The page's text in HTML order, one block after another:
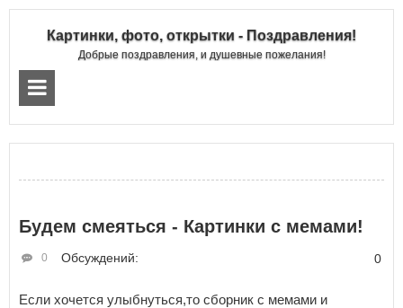
Картинки, фото, открытки - Поздравления!
Добрые поздравления, и душевные пожелания!
Будем смеяться - Картинки с мемами!
Обсуждений:
0 0
Если хочется улыбнуться,то сборник с мемами и